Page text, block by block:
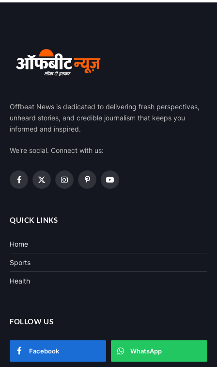
Offbeat News is dedicated to delivering fresh perspectives,
unheard stories, and credible journalism that keeps you
informed and inspired.
We're social. Connect with us:
Facebook
X
InstagramPinterestYouTube
QUICK LINKS
Home
Sports
Health
FOLLOW US
Facebook WhatsApp